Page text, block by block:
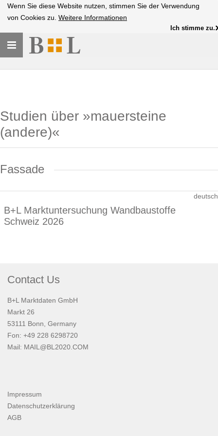
Wenn Sie diese Website nutzen, stimmen Sie der Verwendung
von Cookies zu. Weitere Informationen
Ich stimme zu.
Toggle
navigation
Studien über »mauersteine
(andere)«
Fassade
B+L Marktuntersuchung Wandbaustoffe
Schweiz 2026
deutsch
Contact Us
B+L Marktdaten GmbH
Markt 26
53111 Bonn, Germany
Fon: +49 228 6298720
Mail: MAIL@BL2020.COM
Impressum
Datenschutzerklärung
AGB